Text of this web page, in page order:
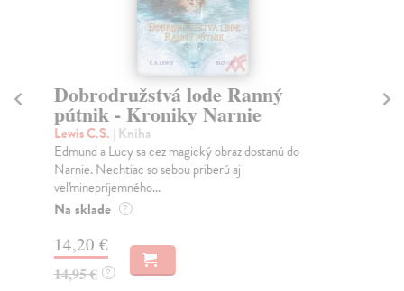
Dobrodružstvá lode Ranný
pútnik - Kroniky Narnie
Lewis C.S. | Kniha
Edmund a Lucy sa cez magický obraz dostanú do
Narnie. Nechtiac so sebou priberú aj
veľminepríjemného...
Na sklade ?
14,20 €
14,95 € ?